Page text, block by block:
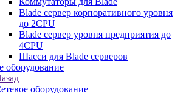
Blade сервер корпоративного уровня
до 2CPU
Blade сервер уровня предприятия до
4CPU
Шасси для Blade серверов
оборудование
оборудование